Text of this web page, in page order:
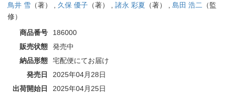
鳥井 雪 （著） , 久保 優子 （著） , 諸永 彩夏 （著） , 島田 浩二
（監
修）
商品番号
186000
販売状態
発売中
納品形態
宅配便にてお届け
発売日
2025年04月28日
出荷開始日
2025年04月25日